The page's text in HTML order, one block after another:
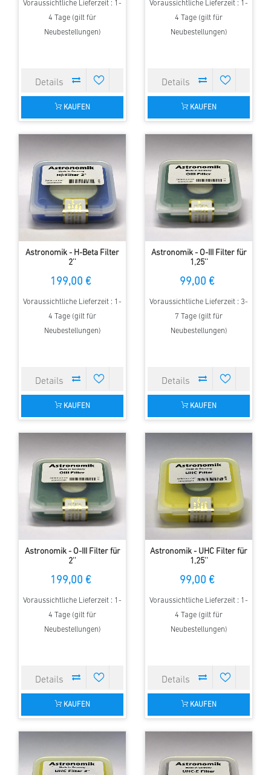
Voraussichtliche Lieferzeit : 1-
4 Tage (gilt für
Neubestellungen)
KAUFEN
Voraussichtliche Lieferzeit : 1-
4 Tage (gilt für
Neubestellungen)
KAUFEN
Astronomik - H-Beta Filter
2''
199,00 €
Voraussichtliche Lieferzeit : 1-
4 Tage (gilt für
Neubestellungen)
KAUFEN
Astronomik - O-III Filter für
1,25''
99,00 €
Voraussichtliche Lieferzeit : 3-
7 Tage (gilt für
Neubestellungen)
KAUFEN
Astronomik - O-III Filter für
2''
199,00 €
Voraussichtliche Lieferzeit : 1-
4 Tage (gilt für
Neubestellungen)
KAUFEN
Astronomik - UHC Filter für
1,25''
99,00 €
Voraussichtliche Lieferzeit : 1-
4 Tage (gilt für
Neubestellungen)
KAUFEN